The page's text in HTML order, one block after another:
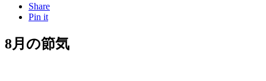
Share
Pin it
8月の節気